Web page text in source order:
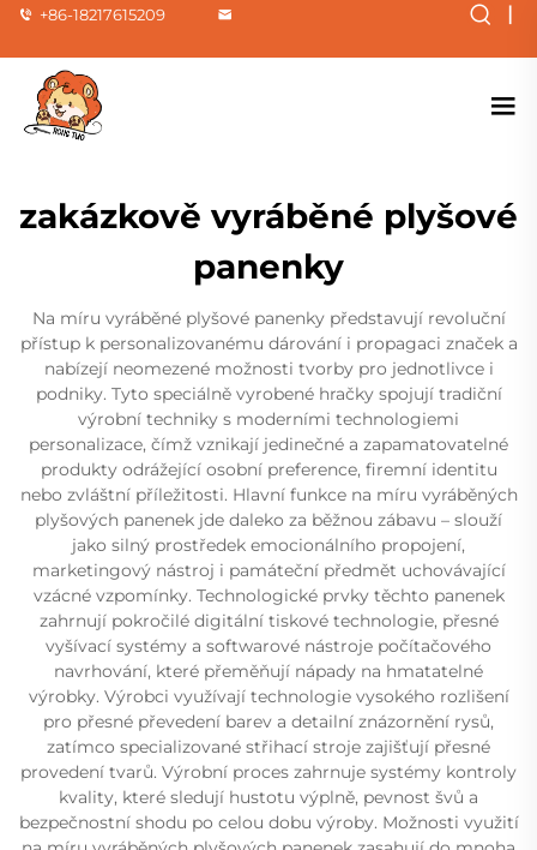
+86-18217615209 |
zakázkově vyráběné plyšové
panenky
Na míru vyráběné plyšové panenky představují revoluční
přístup k personalizovanému dárování i propagaci značek a
nabízejí neomezené možnosti tvorby pro jednotlivce i
podniky. Tyto speciálně vyrobené hračky spojují tradiční
výrobní techniky s moderními technologiemi
personalizace, čímž vznikají jedinečné a zapamatovatelné
produkty odrážející osobní preference, firemní identitu
nebo zvláštní příležitosti. Hlavní funkce na míru vyráběných
plyšových panenek jde daleko za běžnou zábavu – slouží
jako silný prostředek emocionálního propojení,
marketingový nástroj i památeční předmět uchovávající
vzácné vzpomínky. Technologické prvky těchto panenek
zahrnují pokročilé digitální tiskové technologie, přesné
vyšívací systémy a softwarové nástroje počítačového
navrhování, které přeměňují nápady na hmatatelné
výrobky. Výrobci využívají technologie vysokého rozlišení
pro přesné převedení barev a detailní znázornění rysů,
zatímco specializované střihací stroje zajišťují přesné
provedení tvarů. Výrobní proces zahrnuje systémy kontroly
kvality, které sledují hustotu výplně, pevnost švů a
bezpečnostní shodu po celou dobu výroby. Možnosti využití